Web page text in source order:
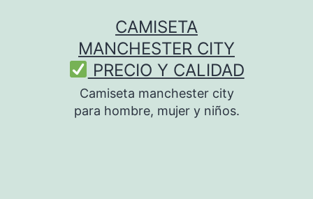
CAMISETA
MANCHESTER CITY
PRECIO Y CALIDAD
Camiseta manchester city
para hombre, mujer y niños.